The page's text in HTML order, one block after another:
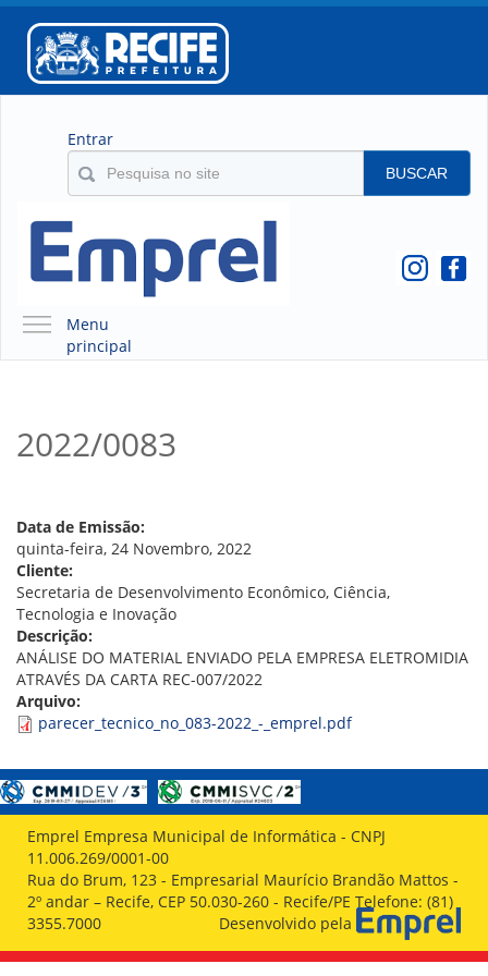
Entrar
BUSCAR
Menu
principal
O QUE É A EMPREL
CONSELHOS
LOCALIZAÇÃO
GESTORES
GOVERNANÇA
NOTÍCIAS
COMPRAS
COMISSÕES
ATAS DE REGISTRO DE PREÇOS
REGULAMENTO INTERNO DE LICITAÇÕES E
GESTÃO DE PESSOAS
COLABORADORES
PLR
PARTICIPAÇÃO NOS LUCROS E RESULTADOS
2022/0083
Data de Emissão:
quinta-feira, 24 Novembro, 2022
Cliente:
Secretaria de Desenvolvimento Econômico, Ciência,
Tecnologia e Inovação
Descrição:
ANÁLISE DO MATERIAL ENVIADO PELA EMPRESA ELETROMIDIA
ATRAVÉS DA CARTA REC-007/2022
Arquivo:
parecer_tecnico_no_083-2022_-_emprel.pdf
Emprel Empresa Municipal de Informática - CNPJ
11.006.269/0001-00
Rua do Brum, 123 - Empresarial Maurício Brandão Mattos -
2º andar – Recife, CEP 50.030-260 - Recife/PE Telefone: (81)
3355.7000
Desenvolvido pela